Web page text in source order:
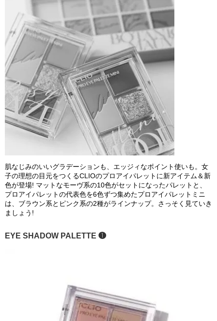
肌なじみのいいグラデーションも、エッジィなポイント使いも。女
子の理想の目元をつくるCLIOのプロアイパレットに新アイテム＆新
色が登場! マットなモーヴ系の10色がセットになったパレットと、
プロアイパレットの代表色を6色ずつ集めたプロアイパレットミニ
は、ブラウン系とピンク系の2種がラインナップ。さっそく見ていき
ましょう!
EYE SHADOW PALETTE ❶